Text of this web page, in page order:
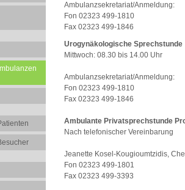
Ambulanzsekretariat/Anmeldung:
Fon 02323 499-1810
Fax 02323 499-1846
Urogynäkologische Sprechstunde
Mittwoch: 08.30 bis 14.00 Uhr
Ambulanzsekretariat/Anmeldung:
Fon 02323 499-1810
Fax 02323 499-1846
Ambulante Privatsprechstunde
Nach telefonischer Vereinbarung
Jeanette Kosel-Kougioumtzidis,
Fon 02323 499-1801
Fax 02323 499-3393